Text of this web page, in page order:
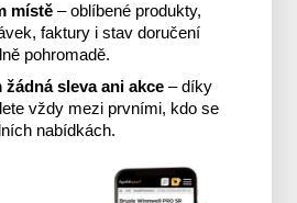
místě – oblíbené produkty,
faktury i stav doručení
pohromadě.
žádná sleva ani akce – díky
vždy mezi prvními, kdo se
nabídkách.